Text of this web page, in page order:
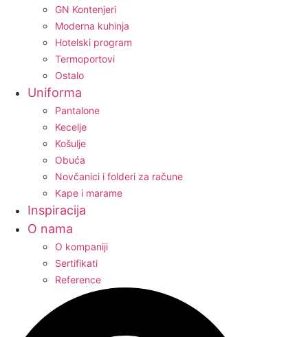
GN Kontenjeri
Moderna kuhinja
Hotelski program
Termoportovi
Ostalo
Uniforma
Pantalone
Kecelje
Košulje
Obuća
Novčanici i folderi za račune
Kape i marame
Inspiracija
O nama
O kompaniji
Sertifikati
Reference